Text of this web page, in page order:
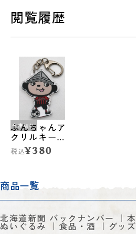
閲覧履歴
在庫切れ
ぶんちゃんア
クリルキーホ
ルダー<コンサ
ドーレ札幌ユ
税込¥380
商品一覧
北海道新聞 バックナンバー 本
ぬいぐるみ 食品・酒 グッズ